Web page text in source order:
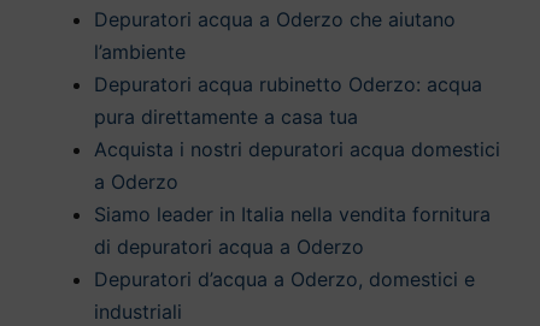
Depuratori acqua a Oderzo che aiutano
l’ambiente
Depuratori acqua rubinetto Oderzo: acqua
pura direttamente a casa tua
Acquista i nostri depuratori acqua domestici
a Oderzo
Siamo leader in Italia nella vendita fornitura
di depuratori acqua a Oderzo
Depuratori d’acqua a Oderzo, domestici e
industriali